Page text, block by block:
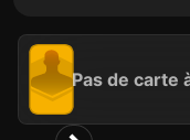
Pas de carte